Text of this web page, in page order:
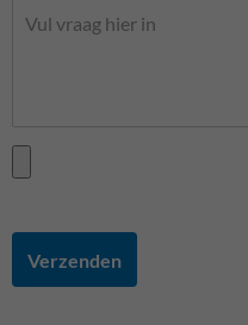
Verzenden